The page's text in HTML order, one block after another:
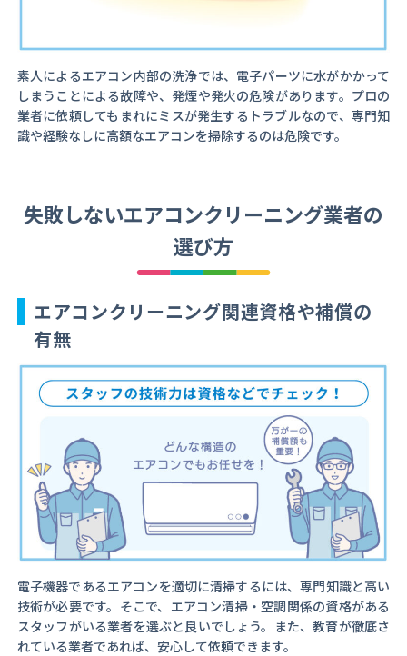
素人によるエアコン内部の洗浄では、電子パーツに水がかかって
しまうことによる故障や、発煙や発火の危険があります。プロの
業者に依頼してもまれにミスが発生するトラブルなので、専門知
識や経験なしに高額なエアコンを掃除するのは危険です。
失敗しないエアコンクリーニング業者の
選び方
エアコンクリーニング関連資格や補償の
有無
電子機器であるエアコンを適切に清掃するには、専門知識と高い
技術が必要です。そこで、エアコン清掃・空調関係の資格がある
スタッフがいる業者を選ぶと良いでしょう。また、教育が徹底さ
れている業者であれば、安心して依頼できます。